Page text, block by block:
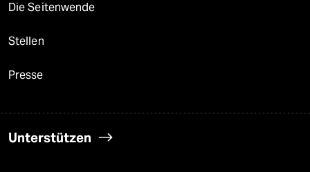
Die Seitenwende
Stellen
Presse
Unterstützen